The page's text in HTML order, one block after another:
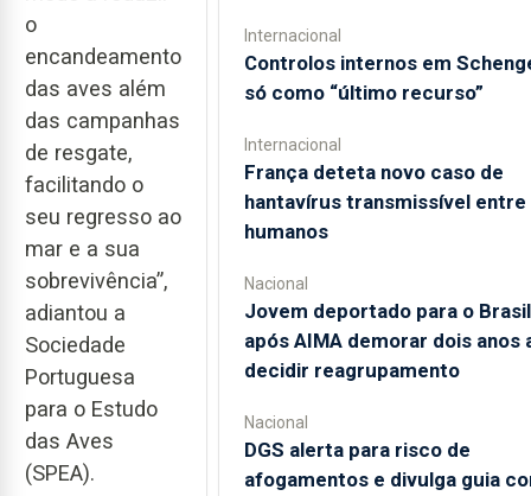
o
encandeamento
das aves além
das campanhas
de resgate,
facilitando o
seu regresso ao
mar e a sua
sobrevivência”,
adiantou a
Sociedade
Portuguesa
para o Estudo
das Aves
(SPEA).
Internacional
Controlos internos em
só como “último recurso”
Internacional
França deteta novo caso de
hantavírus transmissível entre
humanos
Nacional
Jovem deportado para o Brasil
após AIMA demorar dois anos
decidir reagrupamento
Nacional
DGS alerta para risco de
afogamentos e divulga guia